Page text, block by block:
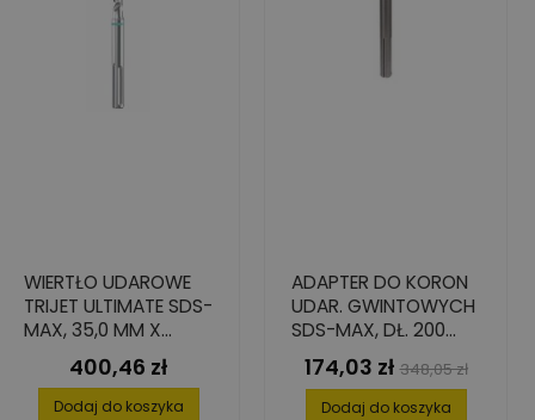
WIERTŁO UDAROWE
TRIJET ULTIMATE SDS-
MAX, 35,0 MM X
200/320 MM
Cena
400,46 zł
Dodaj do koszyka
ADAPTER DO KORON
UDAR. GWINTOWYCH
SDS-MAX, DŁ. 200
MM
Cena
174,03 zł Cena
podstawowa
348,05 zł
Dodaj do koszyka